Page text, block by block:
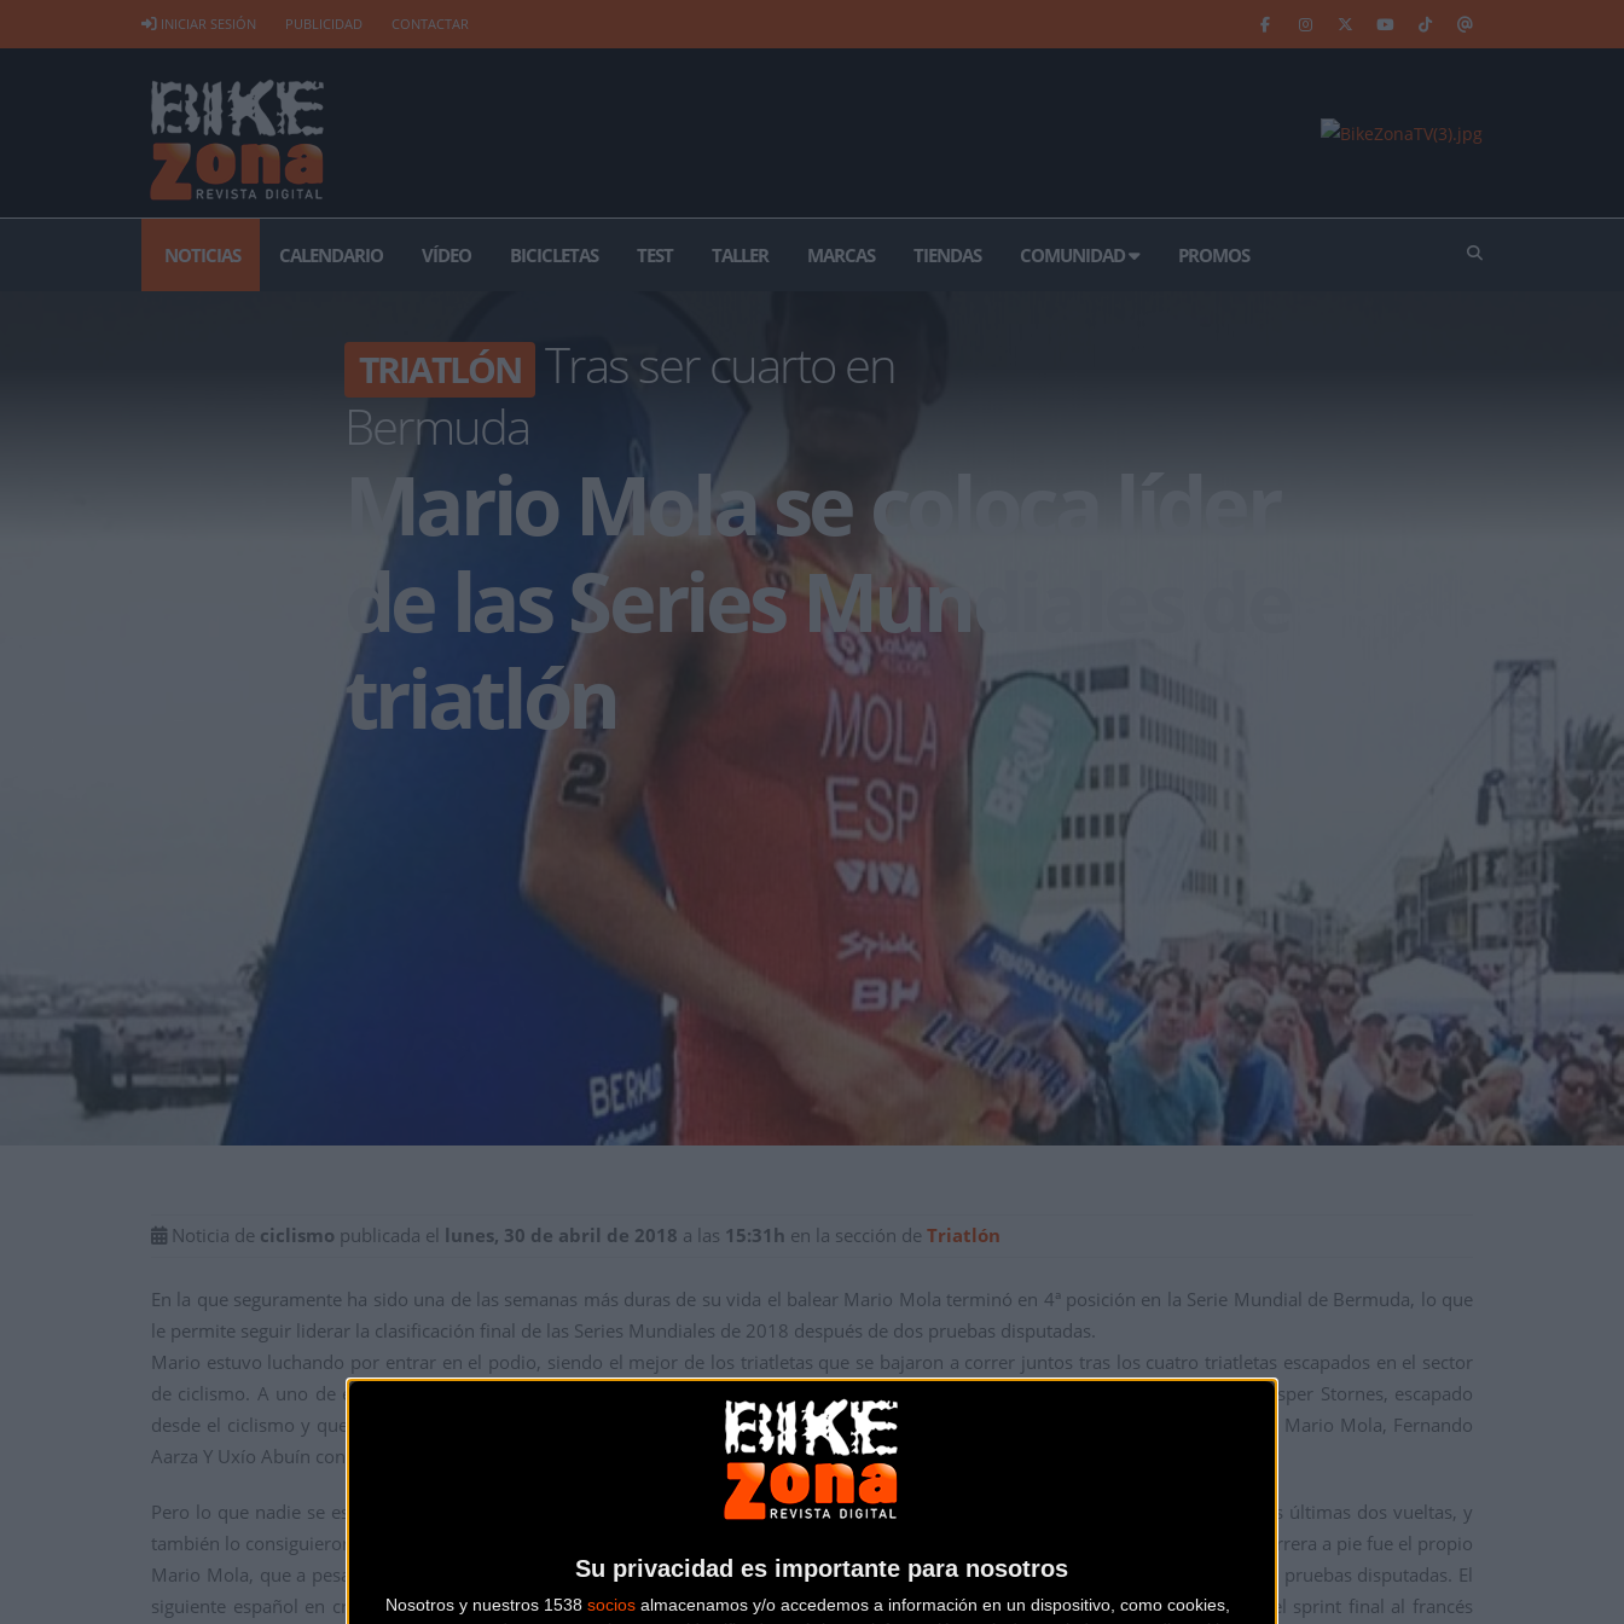
Su privacidad es importante para nosotros
Nosotros y nuestros 1538 socios almacenamos y/o accedemos a información en un dispositivo, como cookies,
INICIAR SESIÓN PUBLICIDAD CONTACTAR
NOTICIAS CALENDARIO VÍDEO BICICLETAS TEST TALLER MARCAS TIENDAS COMUNIDAD PROMOS
TRIATLÓN Tras ser cuarto en
Bermuda
Mario Mola se coloca líder
de las Series Mundiales de
triatlón
Noticia de ciclismo publicada el lunes, 30 de abril de 2018 a las 15:31h en la sección de Triatlón
En la que seguramente ha sido una de las semanas más duras de su vida el balear Mario Mola terminó en 4ª posición en la Serie Mundial de Bermuda, lo que
le permite seguir liderar la clasificación final de las Series Mundiales de 2018 después de dos pruebas disputadas.
Mario estuvo luchando por entrar en el podio, siendo el mejor de los triatletas que se bajaron a correr juntos tras los cuatro triatletas escapados en el sector
de ciclismo. A uno de ellos lo alcanzó, al danés Andreas Schilling, pero los tres noruegos fueron imbatibles. El vencedor final fue Casper Stornes, escapado
desde el ciclismo y que se bajaba a correr a pie con más de dos minutos de ventaja sobre el gran grupo perseguidor. Aprovechó que Mario Mola, Fernando
Aarza Y Uxío Abuín contactaban con los escapados para lanzar su ataque.
Pero lo que nadie se esperaba que ya nadie le viera hasta la meta. Por detrás Kristian Blummenfelt y Gustav Iden lo intentaron en las últimas dos vueltas, y
también lo consiguieron. Y con una ventaja suficiente como para que ninguno de los de atrás les dieran caza. El mejor de todos en la carrera a pie fue el propio
Mario Mola, que a pesar de firmar un parcial de 31`19″, no pudo subir al podio. Aunque si que le permite liderar el Mundial con dos pruebas disputadas. El
siguiente español en cruzar la línea de meta fue el talaverano Fernando Alarza, que terminó en sexta posición logrando vencer en el sprint final al francés